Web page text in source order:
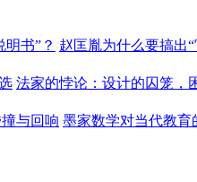
书”？ 赵匡胤为什么要搞出
法家的悖论：设计的囚笼，
与回响 墨家数学对当代教育